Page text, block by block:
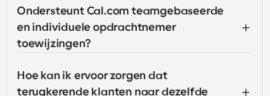
Ondersteunt Cal.com teamgebaseerde
en individuele opdrachtnemer
toewijzingen?
Hoe kan ik ervoor zorgen dat
terugkerende klanten naar dezelfde